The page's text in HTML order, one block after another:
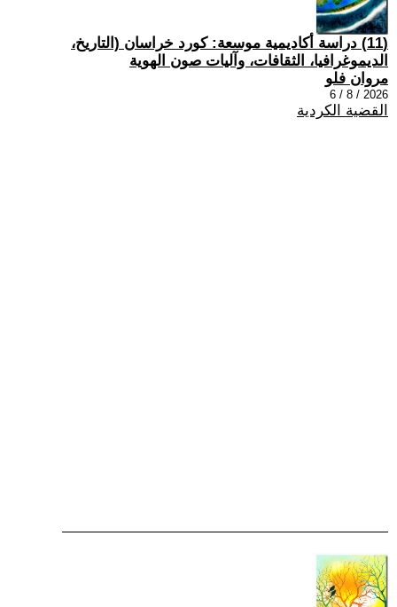
(11) دراسة أكاديمية موسعة: كورد خراسان (التاريخ،
الديموغرافيا، الثقافات، وآليات صون الهوية
مروان فلو
2026 / 8 / 6
القضية الكردية